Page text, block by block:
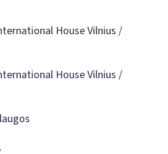
House Vilnius /
House Vilnius /